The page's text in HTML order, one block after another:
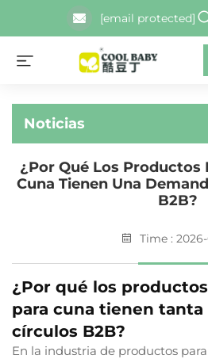
[email protected]
Noticias
¿Por Qué Los Productos
Cuna Tienen Una
B2B?
Time :
¿Por qué los
para cuna tienen
círculos B2B?
En la industria de productos